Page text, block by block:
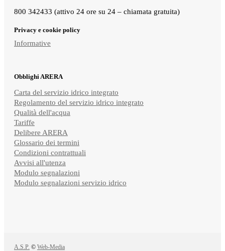
800 342433 (attivo 24 ore su 24 – chiamata gratuita)
Privacy e cookie policy
Informative
Obblighi ARERA
Carta del servizio idrico integrato
Regolamento del servizio idrico integrato
Qualità dell'acqua
Tariffe
Delibere ARERA
Glossario dei termini
Condizioni contrattuali
Avvisi all'utenza
Modulo segnalazioni
Modulo segnalazioni servizio idrico
A.S.P. © Web-Media